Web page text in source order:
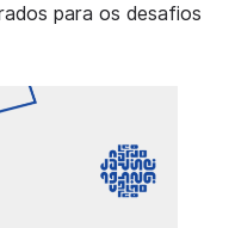
para os desafios